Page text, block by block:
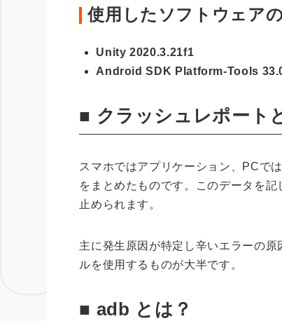
使用したソフトウェア
Unity 2020.3.21f1
Android SDK Platform-Tools
■ クラッシュレポート
スマホではアプリケーション、PCで
をまとめたものです。このデータを
止められます。
主に発生原因が特定し辛いエラーの
ルを使用するものが大半です。
■ adb とは？